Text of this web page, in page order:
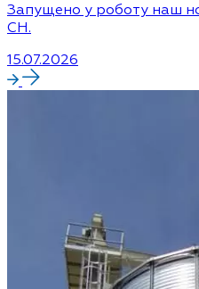
Запущено у роботу наш
CH.
15.07.2026